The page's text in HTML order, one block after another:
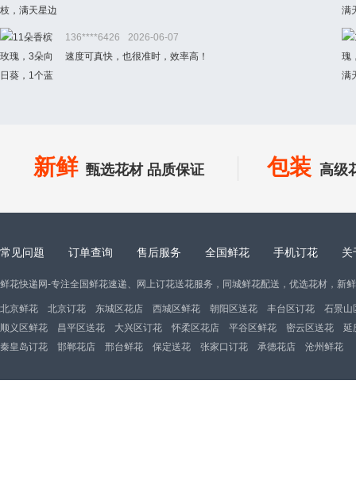
136****6426
2026-06-07
速度可真快，也很准时，效率高！
新鲜 甄选花材 品质保证 包装 高级
常见问题 订单查询 售后服务 全国鲜花 手机订花 关
鲜花快递网-专注全国鲜花速递、网上订花送花服务，同城鲜花配送，优选花材，新
北京鲜花 北京订花 东城区花店 西城区鲜花 朝阳区送花 丰台区订花
石景山
顺义区鲜花
昌平区送花 大兴区订花 怀柔区花店 平谷区鲜花 密云区送花
延
秦皇岛订花
邯郸花店 邢台鲜花 保定送花 张家口订花 承德花店 沧州鲜花